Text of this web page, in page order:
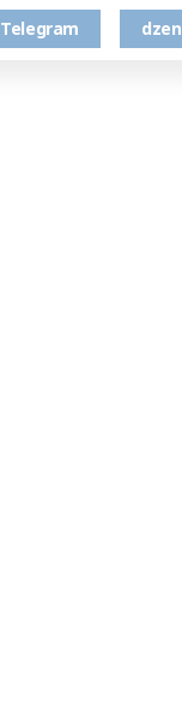
Telegram dzen